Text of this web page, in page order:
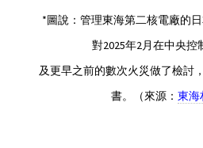
*圖說：管理東海第二核電廠的
對2025年2月在中央控
及更早之前的數次火災做了檢討
書。（來源： 東海